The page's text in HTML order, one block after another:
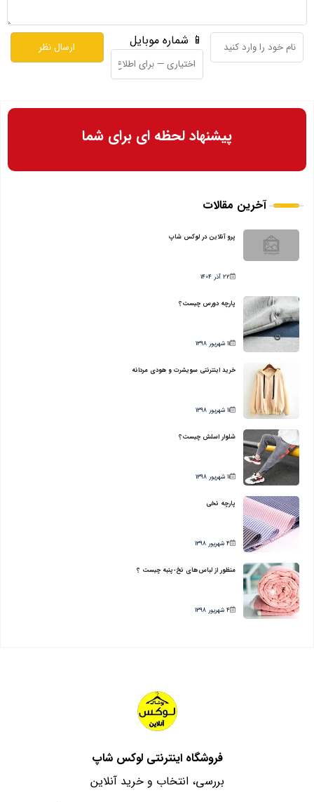
📱 شماره موبایل
پیشنهاد لحظه ای برای شما
آخرین مقالات
پرو آنلاین در لوکس شاپ
22 آذر 1404
پارچه دورس چیست؟
11 شهریور 1398
خرید اینترنتی سویشرت و هودی مردانه
11 شهریور 1398
شلوار اسلش چیست؟
11 شهریور 1398
پارچه نخی
4 شهریور 1398
منظور از لباس‌های نخ-پنبه چیست ؟
4 شهریور 1398
فروشگاه اینترنتی لوکس شاپ
بررسی، انتخاب و خرید آنلاین